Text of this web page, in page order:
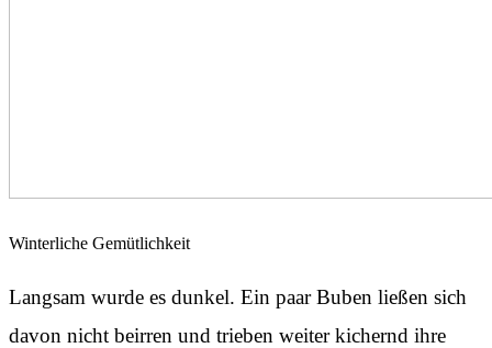
Winterliche Gemütlichkeit
Langsam wurde es dunkel. Ein paar Buben ließen sich
davon nicht beirren und trieben weiter kichernd ihre